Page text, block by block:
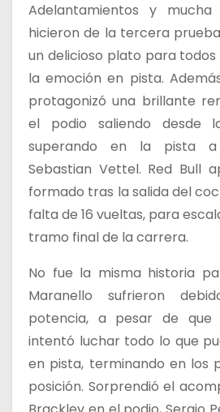
Adelantamientos y
hicieron de la tercera
un delicioso plato para todos
la emoción en pista.
protagonizó una brillante
el podio saliendo desde
superando en la pista a
Sebastian Vettel. Red Bull
formado tras la salida del
falta de 16 vueltas, para
tramo final de la carrera.
No fue la misma historia
Maranello sufrieron
potencia, a pesar de que
intentó luchar todo lo que
en pista, terminando en los
posición. Sorprendió el